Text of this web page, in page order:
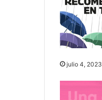
julio 4, 2023